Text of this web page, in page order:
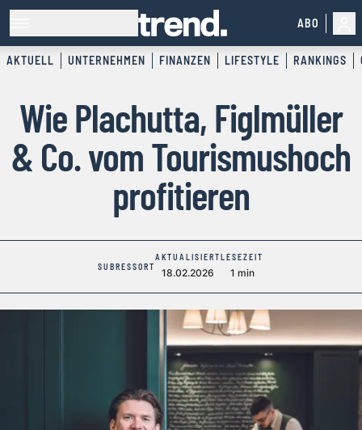
ABO
AKTUELL UNTERNEHMEN FINANZEN LIFESTYLE RANKINGS
Wie Plachutta, Figlmüller
& Co. vom Tourismushoch
profitieren
SUBRESSORT
AKTUALISIERT
18.02.2026
LESEZEIT
1 min